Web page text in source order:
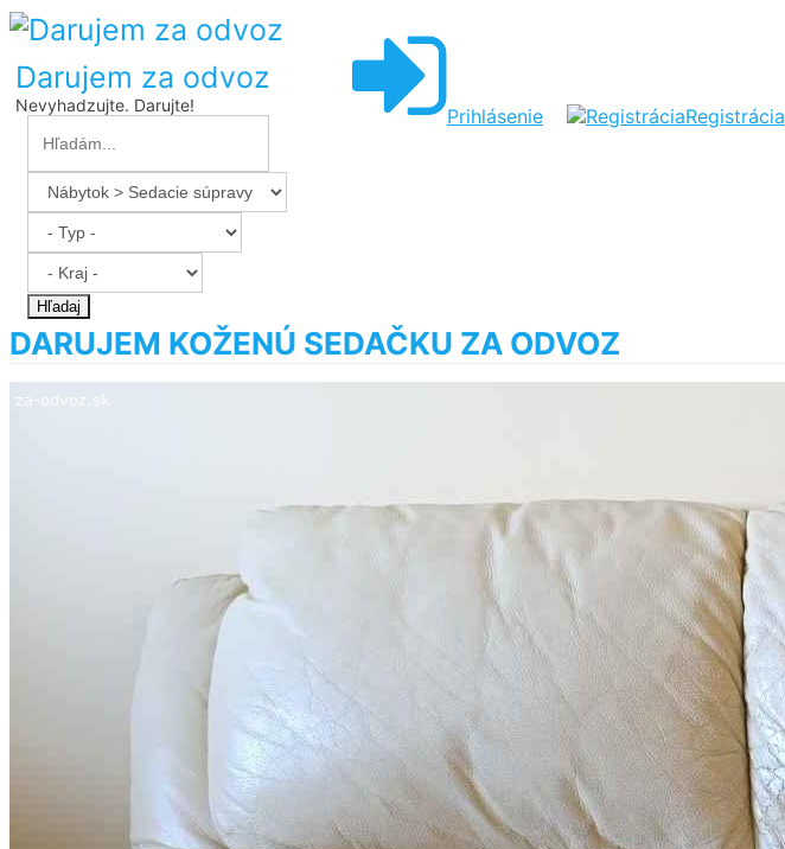
Prihlásenie Registrácia
Darujem za odvoz
Nevyhadzujte. Darujte!
Hľadaj
DARUJEM KOŽENÚ SEDAČKU ZA ODVOZ